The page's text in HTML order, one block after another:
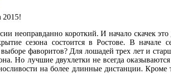
2015!
неоправданно короткий. И начало скачек
сезона состоится в Ростове. В начале
фаворитов? Для лошадей трех лет и
Но лучшие двухлетки не всегда
на более длинные дистанции.